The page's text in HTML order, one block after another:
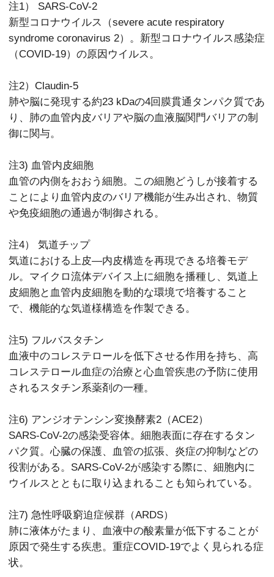
注1） SARS-CoV-2
新型コロナウイルス（severe acute respiratory
syndrome coronavirus 2）。新型コロナウイルス感染症
（COVID-19）の原因ウイルス。
注2）Claudin-5
肺や脳に発現する約23 kDaの4回膜貫通タンパク質であ
り、肺の血管内皮バリアや脳の血液脳関門バリアの制
御に関与。
注3) 血管内皮細胞
血管の内側をおおう細胞。この細胞どうしが接着する
ことにより血管内皮のバリア機能が生み出され、物質
や免疫細胞の通過が制御される。
注4） 気道チップ
気道における上皮―内皮構造を再現できる培養モデ
ル。マイクロ流体デバイス上に細胞を播種し、気道上
皮細胞と血管内皮細胞を動的な環境で培養すること
で、機能的な気道様構造を作製できる。
注5) フルバスタチン
血液中のコレステロールを低下させる作用を持ち、高
コレステロール血症の治療と心血管疾患の予防に使用
されるスタチン系薬剤の一種。
注6) アンジオテンシン変換酵素2（ACE2）
SARS-CoV-2の感染受容体。細胞表面に存在するタン
パク質。心臓の保護、血管の拡張、炎症の抑制などの
役割がある。SARS-CoV-2が感染する際に、細胞内に
ウイルスとともに取り込まれることも知られている。
注7) 急性呼吸窮迫症候群（ARDS）
肺に液体がたまり、血液中の酸素量が低下することが
原因で発生する疾患。重症COVID-19でよく見られる症
状。